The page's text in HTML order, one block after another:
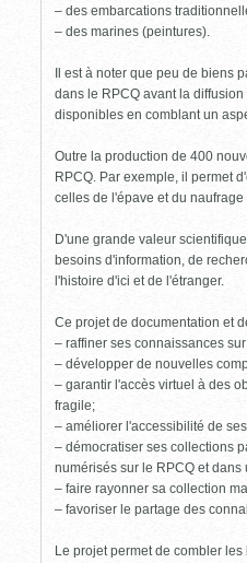
– des embarcations
– des marines (peintures).
Il est à noter que peu de biens
dans le RPCQ avant la
disponibles en comblant un
Outre la production de 400
RPCQ. Par exemple, il permet
celles de l'épave et du
D'une grande valeur
besoins d'information, de
l'histoire d'ici et de l'étranger.
Ce projet de documentation et
– raffiner ses connaissances
– développer de nouvelles
– garantir l'accès virtuel à des
fragile;
– améliorer l'accessibilité de
– démocratiser ses collections
numérisés sur le RPCQ et
– faire rayonner sa collection
– favoriser le partage des
Le projet permet de combler